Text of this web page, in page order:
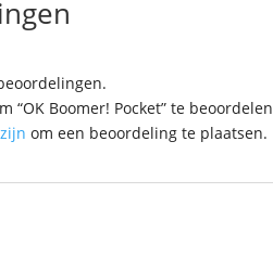
“OK Boomer! Pocket” te beoordelen
om een beoordeling te plaatsen.